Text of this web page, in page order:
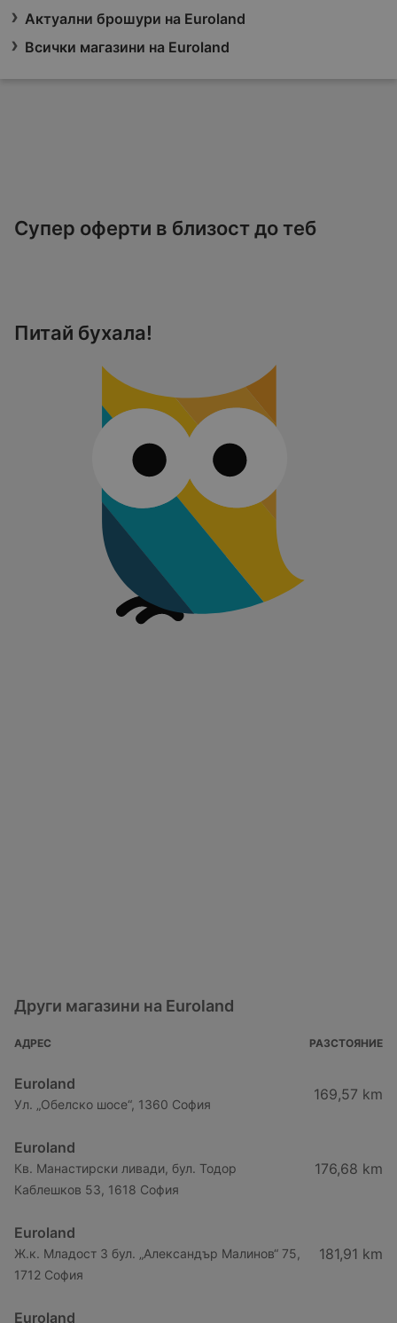
Актуални брошури на Euroland
Всички магазини на Euroland
Супер оферти в близост до теб
Питай бухала!
Други магазини на Euroland
АДРЕС РАЗСТОЯНИЕ
Euroland
Ул. „Обелско шосе“, 1360 София
169,57 km
Euroland
Кв. Манастирски ливади, бул. Тодор
Каблешков 53, 1618 София
176,68 km
Euroland
Ж.к. Младост 3 бул. „Александър Малинов“ 75,
1712 София
181,91 km
Euroland